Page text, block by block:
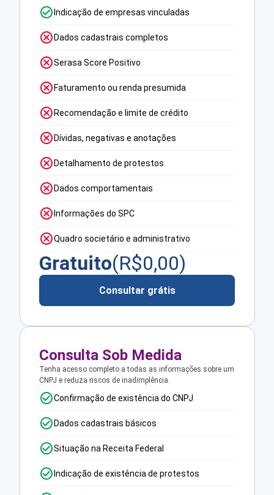
Indicação de empresas vinculadas
Dados cadastrais completos
Serasa Score Positivo
Faturamento ou renda presumida
Recomendação e limite de crédito
Dívidas, negativas e anotações
Detalhamento de protestos
Dados comportamentais
Informações do SPC
Quadro societário e administrativo
Gratuito(R$0,00)
Consultar grátis
Consulta Sob Medida
Tenha acesso completo a todas as informações sobre um
CNPJ e reduza riscos de inadimplência.
Confirmação de existência do CNPJ
Dados cadastrais básicos
Situação na Receita Federal
Indicação de existência de protestos